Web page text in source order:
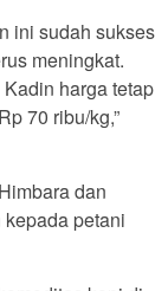
ini sudah sukses
meningkat.
harga tetap
70 ribu/kg,”
dan
petani